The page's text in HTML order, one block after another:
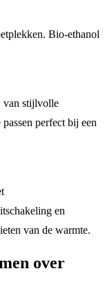
Bio-ethanol
van stijlvolle
perfect bij een
en
van de warmte.
over